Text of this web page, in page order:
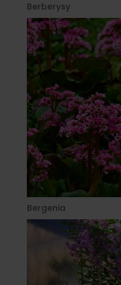
Berberysy
Bergenia